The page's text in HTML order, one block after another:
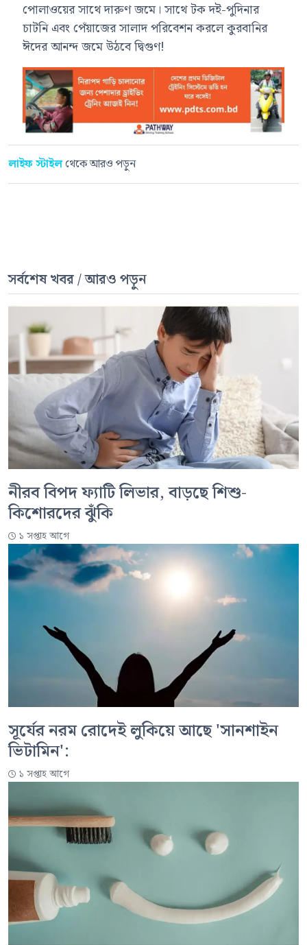
পোলাওয়ের সাথে দারুণ জমে। সাথে টক দই-পুদিনার
চাটনি এবং পেঁয়াজের সালাদ পরিবেশন করলে কুরবানির
ঈদের আনন্দ জমে উঠবে দ্বিগুণ!
লাইফ স্টাইলথেকে আরও পড়ুন
সর্বশেষ খবর / আরও পড়ুন
নীরব বিপদ ফ্যাটি লিভার, বাড়ছে শিশু-
কিশোরদের ঝুঁকি
১ সপ্তাহ আগে
সূর্যের নরম রোদেই লুকিয়ে আছে 'সানশাইন
ভিটামিন':
১ সপ্তাহ আগে